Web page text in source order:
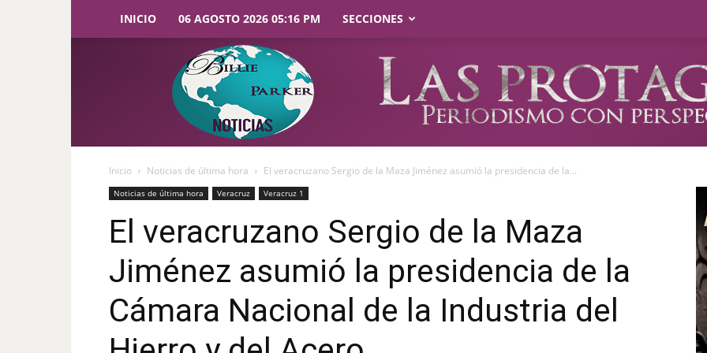
INICIO 06 AGOSTO 2026 05:16 PM SECCIONES
Parker
Noticias
Inicio Noticias de última hora El veracruzano Sergio de la Maza Jiménez asumió la presidencia de la...
Noticias de última hora Veracruz Veracruz 1
El veracruzano Sergio de la Maza
Jiménez asumió la presidencia de la
Cámara Nacional de la Industria del